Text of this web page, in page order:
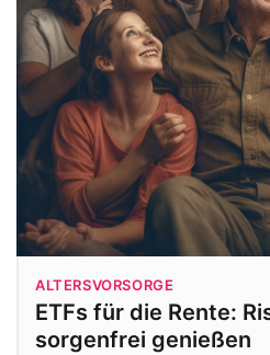
ALTERSVORSORGE
ETFs für die Rente:
sorgenfrei genießen